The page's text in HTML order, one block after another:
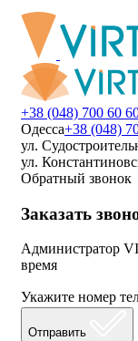
+38 (048) 700 60
Одесса+38 (048)
ул.
ул.
Обратный звонок
Заказать
Администратор
время
Укажите номер
Отправить